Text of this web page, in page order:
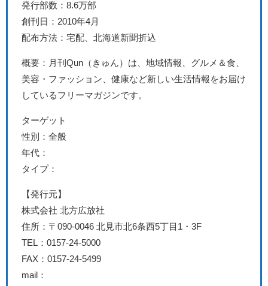
発行部数：8.6万部
創刊日：2010年4月
配布方法：宅配、北海道新聞折込
概要：月刊Qun（きゅん）は、地域情報、グルメ＆食、
美容・ファッション、健康など新しい生活情報をお届け
しているフリーマガジンです。
ターゲット
性別：全般
年代：
タイプ：
【発行元】
株式会社 北方広放社
住所：〒090-0046 北見市北6条西5丁目1・3F
TEL：0157-24-5000
FAX：0157-24-5499
mail：